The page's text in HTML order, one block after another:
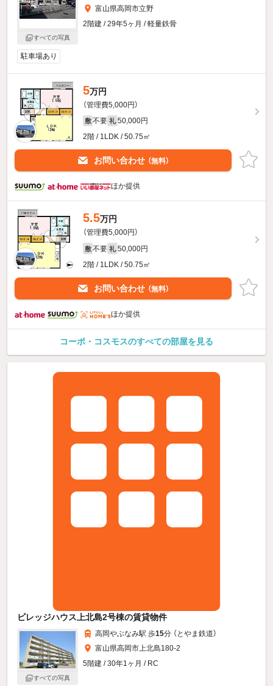
すべての写真
富山県高岡市立野
2階建 / 29年5ヶ月 / 軽量鉄骨
駐車場あり
5万円
（管理費5,000円）
敷 不要 礼 50,000円
2階 / 1LDK / 50.75㎡
お問い合わせ （無料）
ほか提供
5.5万円
（管理費5,000円）
敷 不要 礼 50,000円
2階 / 1LDK / 50.75㎡
お問い合わせ （無料）
ほか提供
コーポ・コスモスのすべての部屋を見る
ビレッジハウス上北島2号棟の賃貸物件
すべての写真
高岡やぶなみ駅 歩15分 （とやま鉄道）
富山県高岡市上北島180-2
5階建 / 30年1ヶ月 / RC